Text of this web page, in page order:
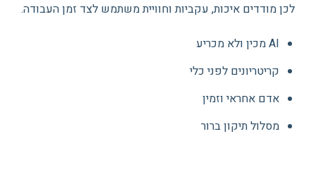
לכן מודדים איכות, עקביות וחוויית משתמש לצד זמן העבודה.
AI מכין ולא מכריע
קריטריונים לפני כלי
אדם אחראי וזמין
מסלול תיקון ברור